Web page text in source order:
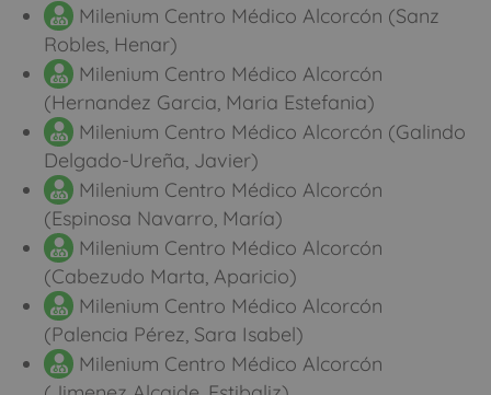
Milenium Centro Médico Alcorcón (Sanz
Robles, Henar)
Milenium Centro Médico Alcorcón
(Hernandez Garcia, Maria Estefania)
Milenium Centro Médico Alcorcón (Galindo
Delgado-Ureña, Javier)
Milenium Centro Médico Alcorcón
(Espinosa Navarro, María)
Milenium Centro Médico Alcorcón
(Cabezudo Marta, Aparicio)
Milenium Centro Médico Alcorcón
(Palencia Pérez, Sara Isabel)
Milenium Centro Médico Alcorcón